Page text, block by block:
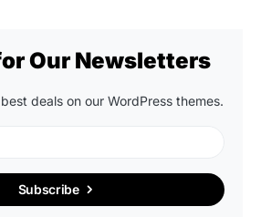
Our Newsletters
deals on our WordPress themes.
Subscribe